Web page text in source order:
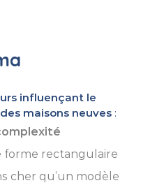
influençant le
maisons neuves :
forme rectangulaire
cher qu’un modèle